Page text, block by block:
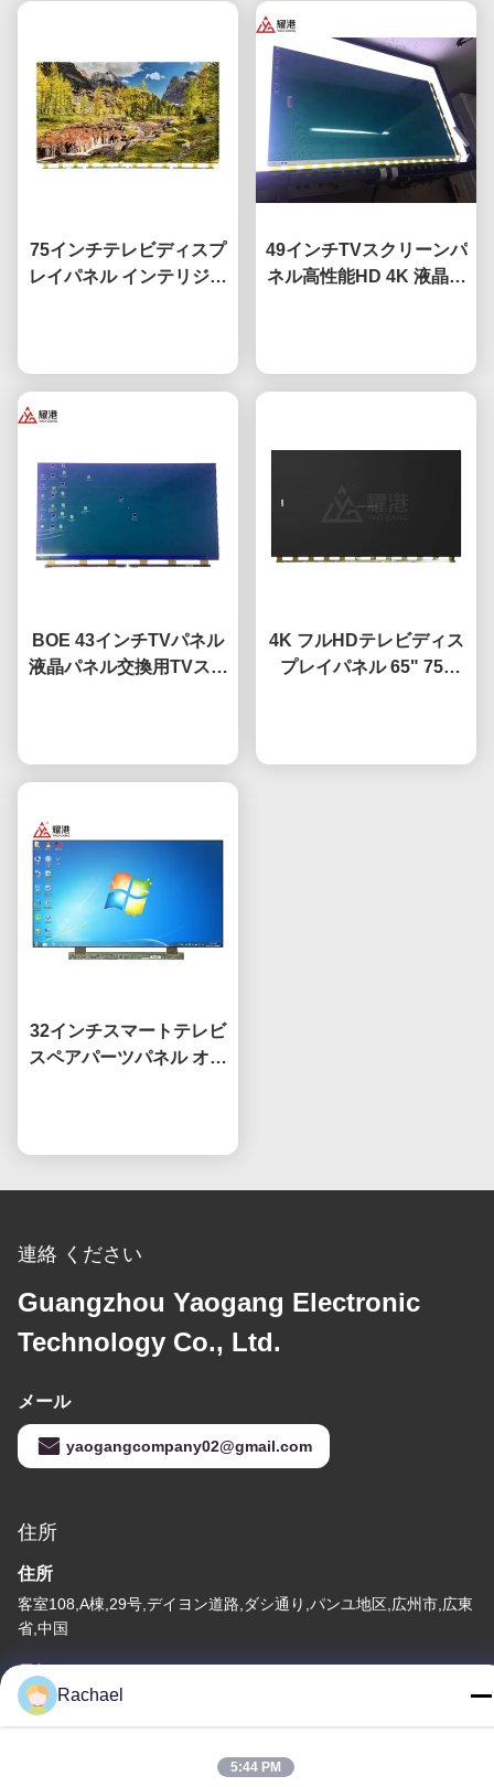
75インチテレビディスプ
レイパネル インテリジェ
49インチTVスクリーンパ
ネル高性能HD 4K 液晶デ
BOE 43インチTVパネル
液晶パネル交換用TVスク
4K フルHDテレビディス
プレイパネル 65" 75"
32インチスマートテレビ
スペアパーツパネル オー
連絡 ください
Guangzhou Yaogang Electronic
Technology Co., Ltd.
メール
yaogangcompany02@gmail.com
住所
住所
客室108,A棟,29号,デイヨン道路,ダシ通り,パンユ地区,広州市,広東
省,中国
テレ
0086-15112103717
Rachael
5:44 PM